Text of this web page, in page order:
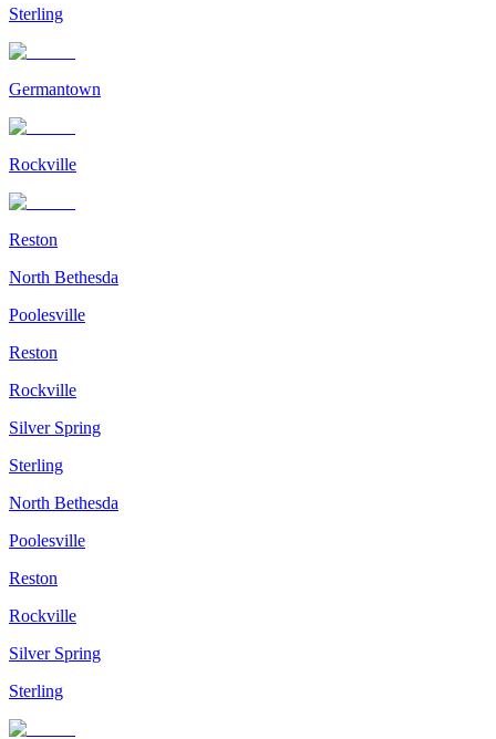
Sterling
Germantown
Rockville
Reston
North Bethesda
Poolesville
Reston
Rockville
Silver Spring
Sterling
North Bethesda
Poolesville
Reston
Rockville
Silver Spring
Sterling